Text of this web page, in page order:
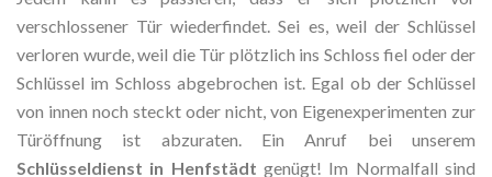
verschlossener Tür wiederfindet. Sei es, weil der Schlüssel
verloren wurde, weil die Tür plötzlich ins Schloss fiel oder der
Schlüssel im Schloss abgebrochen ist. Egal ob der Schlüssel
von innen noch steckt oder nicht, von Eigenexperimenten zur
Türöffnung ist abzuraten. Ein Anruf bei unserem
Schlüsseldienst in Henfstädt genügt! Im Normalfall sind